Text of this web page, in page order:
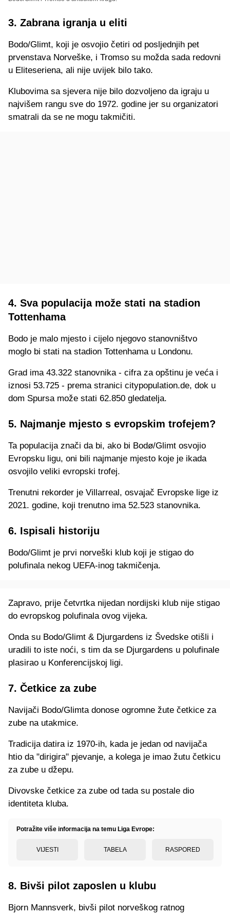
3. Zabrana igranja u eliti
Bodo/Glimt, koji je osvojio četiri od posljednjih pet
prvenstava Norveške, i Tromso su možda sada redovni
u Eliteseriena, ali nije uvijek bilo tako.
Klubovima sa sjevera nije bilo dozvoljeno da igraju u
najvišem rangu sve do 1972. godine jer su organizatori
smatrali da se ne mogu takmičiti.
4. Sva populacija može stati na stadion
Tottenhama
Bodo je malo mjesto i cijelo njegovo stanovništvo
moglo bi stati na stadion Tottenhama u Londonu.
Grad ima 43.322 stanovnika - cifra za opštinu je veća i
iznosi 53.725 - prema stranici citypopulation.de, dok u
dom Spursa može stati 62.850 gledatelja.
5. Najmanje mjesto s evropskim trofejem?
Ta populacija znači da bi, ako bi Bodø/Glimt osvojio
Evropsku ligu, oni bili najmanje mjesto koje je ikada
osvojilo veliki evropski trofej.
Trenutni rekorder je Villarreal, osvajač Evropske lige iz
2021. godine, koji trenutno ima 52.523 stanovnika.
6. Ispisali historiju
Bodo/Glimt je prvi norveški klub koji je stigao do
polufinala nekog UEFA-inog takmičenja.
Zapravo, prije četvrtka nijedan nordijski klub nije stigao
do evropskog polufinala ovog vijeka.
Onda su Bodo/Glimt & Djurgardens iz Švedske otišli i
uradili to iste noći, s tim da se Djurgardens u polufinale
plasirao u Konferencijskoj ligi.
7. Četkice za zube
Navijači Bodo/Glimta donose ogromne žute četkice za
zube na utakmice.
Tradicija datira iz 1970-ih, kada je jedan od navijača
htio da "dirigira" pjevanje, a kolega je imao žutu četkicu
za zube u džepu.
Divovske četkice za zube od tada su postale dio
identiteta kluba.
Potražite više informacija na temu Liga Evrope:
VIJESTI TABELA RASPORED
8. Bivši pilot zaposlen u klubu
Bjorn Mannsverk, bivši pilot norveškog ratnog